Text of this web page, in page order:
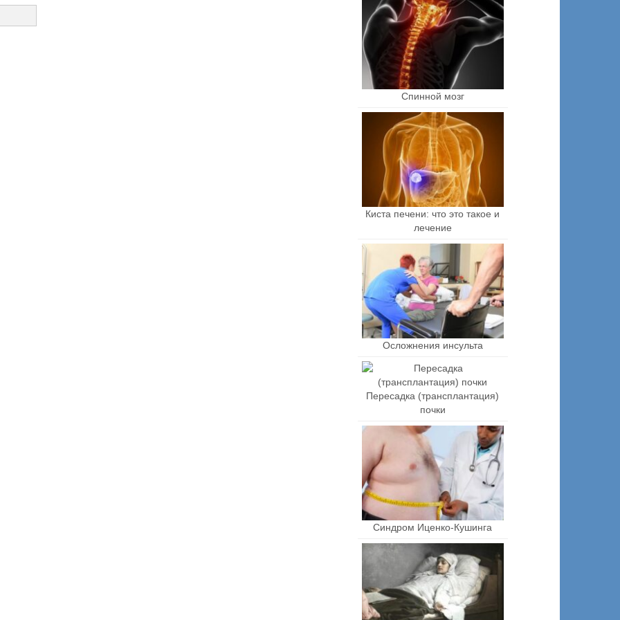
Спинной мозг
Киста печени: что это такое и
лечение
Осложнения инсульта
Пересадка (трансплантация)
почки
Синдром Иценко-Кушинга